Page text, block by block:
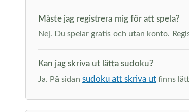
Måste jag registrera mig för att spela?
Nej. Du spelar gratis och utan konto.
Kan jag skriva ut lätta sudoku?
Ja. På sidan sudoku att skriva utfinns